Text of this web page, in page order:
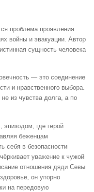
проблема проявления
войны и эвакуации. Автор
сущность человека
— это соединение
и нравственного выбора.
из чувства долга, а по
где герой
беженцам
себя в безопасности
уважение к чужой
отношения дяди Севы
он упорно
на передовую